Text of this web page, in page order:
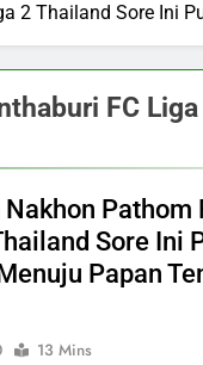
2 Thailand Sore Ini
FC
Pathom
Sore Ini
Papan
13 Mins